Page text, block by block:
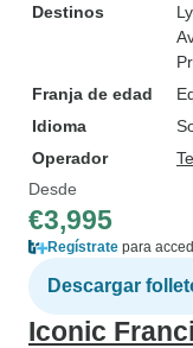
Destinos
Franja de edad
Idioma
Operador
Desde
€3,995
Regístrate para
Descargar
Iconic